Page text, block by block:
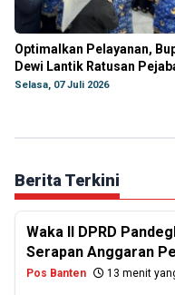
Optimalkan Pelayanan,
Dewi Lantik Ratusan
Selasa, 07 Juli 2026
Berita Terkini
Waka II DPRD
Serapan Anggaran
Pos Banten 13 menit